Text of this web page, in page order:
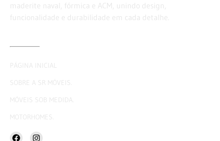
maderite naval, fórmica e ACM, unindo design,
funcionalidade e durabilidade em cada detalhe.
PÁGINA INICIAL
SOBRE A SR MÓVEIS.
MÓVEIS SOB MEDIDA.
MOTORHOMES.